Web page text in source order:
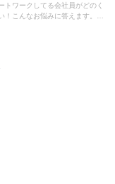
トワークしてる会社員がどのく
！こんなお悩みに答えます。本